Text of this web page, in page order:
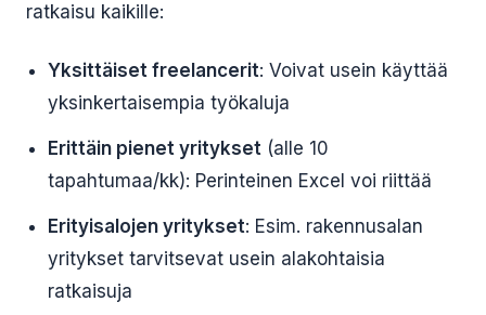
ratkaisu kaikille:
Yksittäiset freelancerit: Voivat usein käyttää
yksinkertaisempia työkaluja
Erittäin pienet yritykset (alle 10
tapahtumaa/kk): Perinteinen Excel voi riittää
Erityisalojen yritykset: Esim. rakennusalan
yritykset tarvitsevat usein alakohtaisia
ratkaisuja